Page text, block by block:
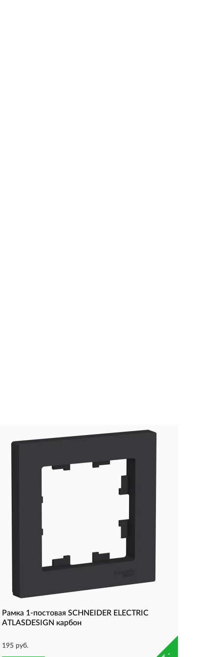
Рамка 1-постовая SCHNEIDER ELECTRIC
ATLASDESIGN карбон
195 руб.